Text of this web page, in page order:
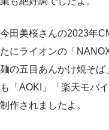
今田美桜さんの2023年
たにライオンの「
麺の五目あんかけ焼そ
も「AOKI」「楽天モバ
制作されましたよ。